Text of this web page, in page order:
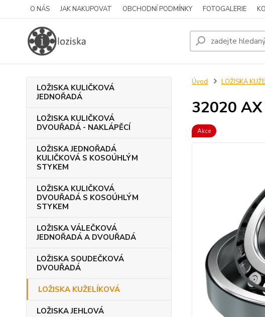
O NÁS JAK NAKUPOVAT OBCHODNÍ PODMÍNKY FOTOGALERIE
LOŽISKA KULIČKOVÁ
JEDNOŘADÁ
LOŽISKA KULIČKOVÁ
DVOUŘADÁ - NAKLÁPĚCÍ
LOŽISKA JEDNOŘADÁ
KULIČKOVÁ S KOSOÚHLÝM
STYKEM
LOŽISKA KULIČKOVÁ
DVOUŘADÁ S KOSOÚHLÝM
STYKEM
LOŽISKA VÁLEČKOVÁ
JEDNOŘADÁ A DVOUŘADÁ
LOŽISKA SOUDEČKOVÁ
DVOUŘADÁ
LOŽISKA KUŽELÍKOVÁ
LOŽISKA JEHLOVÁ
Úvod LOŽISKA
32020 AX
Akce